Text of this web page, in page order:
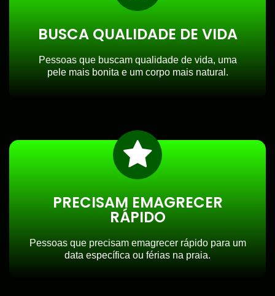
BUSCA QUALIDADE DE VIDA
Pessoas que buscam qualidade de vida, uma
pele mais bonita e um corpo mais natural.
PRECISAM EMAGRECER
RÁPIDO
Pessoas que precisam emagrecer rápido para um
data específica ou férias na praia.